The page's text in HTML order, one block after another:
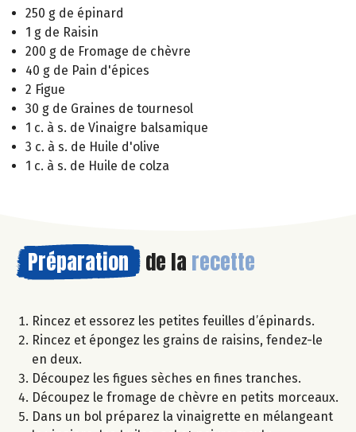
250 g de épinard
1 g de Raisin
200 g de Fromage de chèvre
40 g de Pain d'épices
2 Figue
30 g de Graines de tournesol
1 c. à s. de Vinaigre balsamique
3 c. à s. de Huile d'olive
1 c. à s. de Huile de colza
Préparation de la recette
Rincez et essorez les petites feuilles d’épinards.
Rincez et épongez les grains de raisins, fendez-le
en deux.
Découpez les figues sèches en fines tranches.
Découpez le fromage de chèvre en petits morceaux.
Dans un bol préparez la vinaigrette en mélangeant